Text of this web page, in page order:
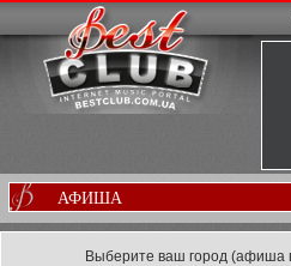
АФИША
Выберите ваш город (афиша